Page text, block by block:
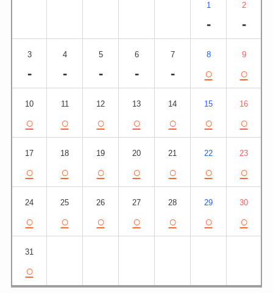
1
-
2
-
3
-
4
-
5
-
6
-
7
-
8
○
9
○
10
○
11
○
12
○
13
○
14
○
15
○
16
○
17
○
18
○
19
○
20
○
21
○
22
○
23
○
24
○
25
○
26
○
27
○
28
○
29
○
30
○
31
○